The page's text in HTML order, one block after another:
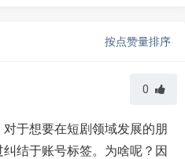
按点赞量排序
0
于想要在短剧领域发展的朋
结于账号标签。为啥呢？因